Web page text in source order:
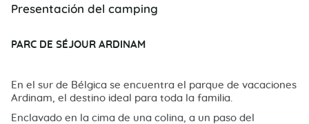
Presentación del camping
PARC DE SÉJOUR ARDINAM
En el sur de Bélgica se encuentra el parque de vacaciones
Ardinam, el destino ideal para toda la familia.
Enclavado en la cima de una colina, a un paso del